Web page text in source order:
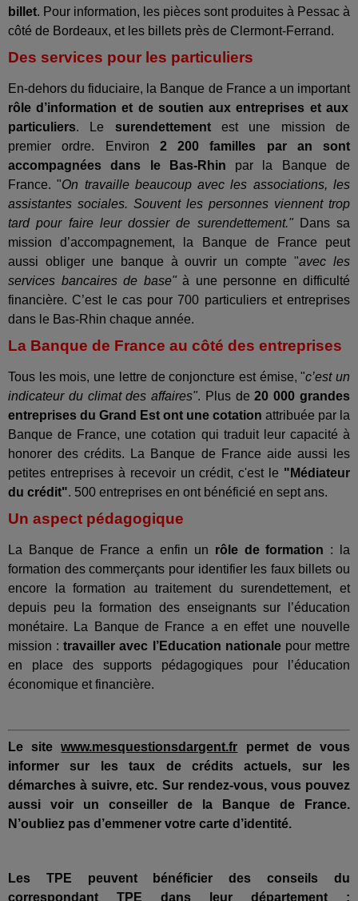
billet. Pour information, les pièces sont produites à Pessac à
côté de Bordeaux, et les billets près de Clermont-Ferrand.
Des services pour les particuliers
En-dehors du fiduciaire, la Banque de France a un important
rôle d’information et de soutien aux entreprises et aux
particuliers. Le surendettementest une mission de
premier ordre. Environ 2 200 familles par an sont
accompagnées dans le Bas-Rhin par la Banque de
France. "On travaille beaucoup avec les associations, les
assistantes sociales. Souvent les personnes viennent trop
tard pour faire leur dossier de surendettement."Dans sa
mission d’accompagnement, la Banque de France peut
aussi obliger une banque à ouvrir un compte "avec les
services bancaires de base"à une personne en difficulté
financière. C’est le cas pour 700 particuliers et entreprises
dans le Bas-Rhin chaque année.
La Banque de France au côté des entreprises
Tous les mois, une lettre de conjoncture est émise, "c’est un
indicateur du climat des affaires". Plus de20 000 grandes
entreprises du Grand Est ont une cotation attribuée par la
Banque de France, une cotation qui traduit leur capacité à
honorer des crédits. La Banque de France aide aussi les
petites entreprises à recevoir un crédit, c'est le "Médiateur
du crédit". 500 entreprises en ont bénéficié en sept ans.
Un aspect pédagogique
La Banque de France a enfin un rôle de formation : la
formation des commerçants pour identifier les faux billets ou
encore la formation au traitement du surendettement, et
depuis peu la formation des enseignants sur l’éducation
monétaire. La Banque de France a en effet une nouvelle
mission :travailler avec l’Education nationalepour mettre
en place des supports pédagogiques pour l’éducation
économique et financière.
Le sitewww.mesquestionsdargent.fr permet de vous
informer sur les taux de crédits actuels, sur les
démarches à suivre, etc. Sur rendez-vous, vous pouvez
aussi voir un conseiller de la Banque de France.
N’oubliez pas d’emmener votre carte d’identité.
Les TPE peuvent bénéficier des conseils du
correspondant TPE dans leur département :